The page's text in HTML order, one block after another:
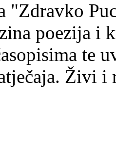
"Zdravko
poezija i
te
Živi i